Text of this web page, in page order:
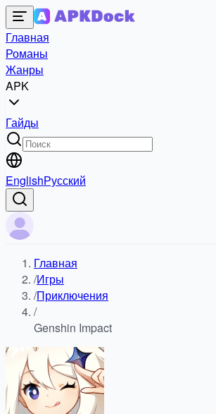
Главная
Романы
Жанры
APK
Гайды
EnglishРусский
Главная
/Игры
/Приключения
/
Genshin Impact